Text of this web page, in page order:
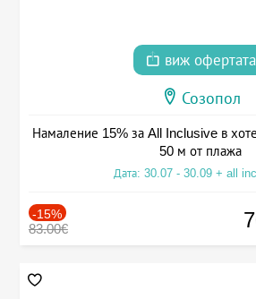
виж офертата
Созопол
Намаление 15% за All Inclusive в
50 м от плажа
Дата: 30.07 - 30.09 + all
-15%
83.00€